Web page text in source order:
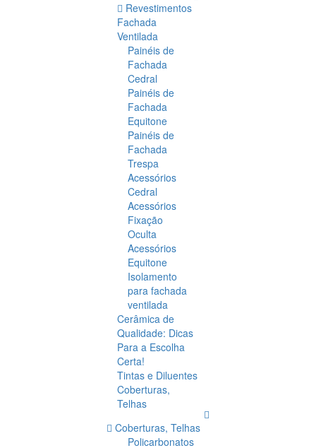
Revestimentos
Fachada
Ventilada
Painéis de
Fachada
Cedral
Painéis de
Fachada
Equitone
Painéis de
Fachada
Trespa
Acessórios
Cedral
Acessórios
Fixação
Oculta
Acessórios
Equitone
Isolamento
para fachada
ventilada
Cerâmica de
Qualidade: Dicas
Para a Escolha
Certa!
Tintas e Diluentes
Coberturas,
Telhas
Coberturas, Telhas
Policarbonatos